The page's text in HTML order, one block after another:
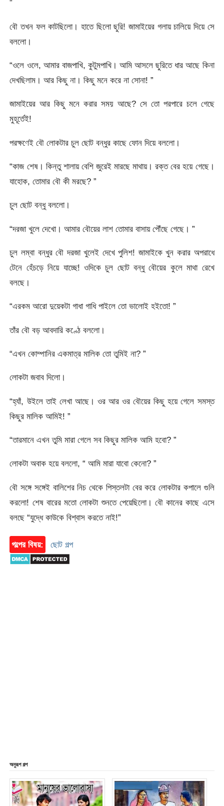
”
বৌ তখন ফল কাটছিলো। হাতে ছিলো ছুরি! জামাইয়ের গলায় চালিয়ে দিয়ে সে
বললো।
“ওলে ওলে, আমার বাজপাখি, কুটুমপাখি। আমি আসলে ছুরিতে ধার আছে কিনা
দেখছিলাম। আর কিছু না। কিছু মনে করে না সোনা! ”
জামাইয়ের আর কিছু মনে করার সময় আছে? সে তো পরপারে চলে গেছে
মুহূর্তেই!
পরক্ষণেই বৌ লোকটার চুল ছোট বন্ধুর কাছে ফোন দিয়ে বললো।
“কাজ শেষ। কিন্তু শালায় বেশি জুরেই মারছে মাথায়। রক্ত বের হয়ে গেছে।
যাহোক, তোমার বৌ কী মরছে? ”
চুল ছোট বন্ধু বললো।
“দরজা খুলে দেখো। আমার বৌয়ের লাশ তোমার বাসায় পৌঁছে গেছে। ”
চুল লম্বা বন্ধুর বৌ দরজা খুলেই দেখে পুলিশ! জামাইকে খুন করার অপরাধে
টেনে হেঁচড়ে নিয়ে যাচ্ছে! ওদিকে চুল ছোট বন্ধু বৌয়ের কুলে মাথা রেখে
বলছে।
“এরকম আরো দুয়েকটা গাধা গাধি পাইলে তো ভালোই হইতো! ”
তাঁর বৌ বড় আবদারি কণ্ঠে বললো।
“এখন কোম্পানির একমাত্র মালিক তো তুমিই না? ”
লোকটা জবাব দিলো।
“হ্যাঁ, উইলে তাই লেখা আছে। ওর আর ওর বৌয়ের কিছু হয়ে গেলে সমস্ত
কিছুর মালিক আমিই! ”
“তারমানে এখন তুমি মারা গেলে সব কিছুর মালিক আমি হবো? ”
লোকটা অবাক হয়ে বললো, “ আমি মারা যাবো কেনো? ”
বৌ সঙ্গে সঙ্গেই বালিশের নিচ থেকে পিস্তলটা বের করে লোকটার কপালে গুলি
করলো! শেষ বারের মতো লোকটা শুনতে পেয়েছিলো। বৌ কানের কাছে এসে
বলছে “যুদ্ধে কাউকে বিশ্বাস করতে নাই!”
গল্পের বিষয়: ছোট গল্প
অনুরূপ গল্প